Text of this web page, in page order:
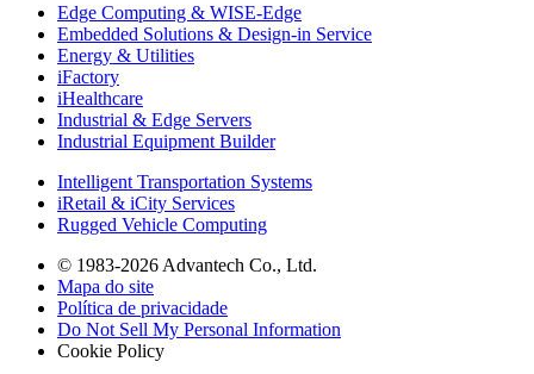
Edge Computing & WISE-Edge
Embedded Solutions & Design-in Service
Energy & Utilities
iFactory
iHealthcare
Industrial & Edge Servers
Industrial Equipment Builder
Intelligent Transportation Systems
iRetail & iCity Services
Rugged Vehicle Computing
© 1983-2026 Advantech Co., Ltd.
Mapa do site
Política de privacidade
Do Not Sell My Personal Information
Cookie Policy